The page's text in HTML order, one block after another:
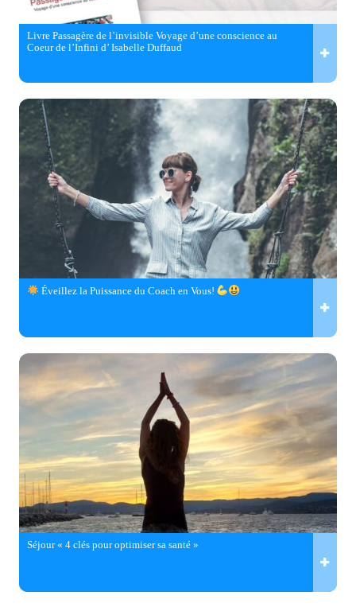
Livre Passagère de l’invisible Voyage d’une conscience au
Coeur de l’Infini d’ Isabelle Duffaud
Éveillez la Puissance du Coach en Vous!
Séjour « 4 clés pour optimiser sa santé »